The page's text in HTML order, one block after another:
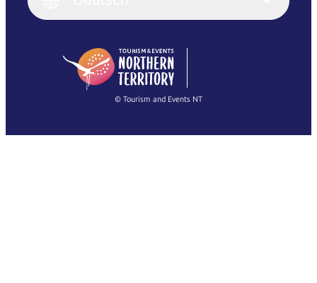
English
(Singapore)
Français
繁體中文
© Tourism and Events NT